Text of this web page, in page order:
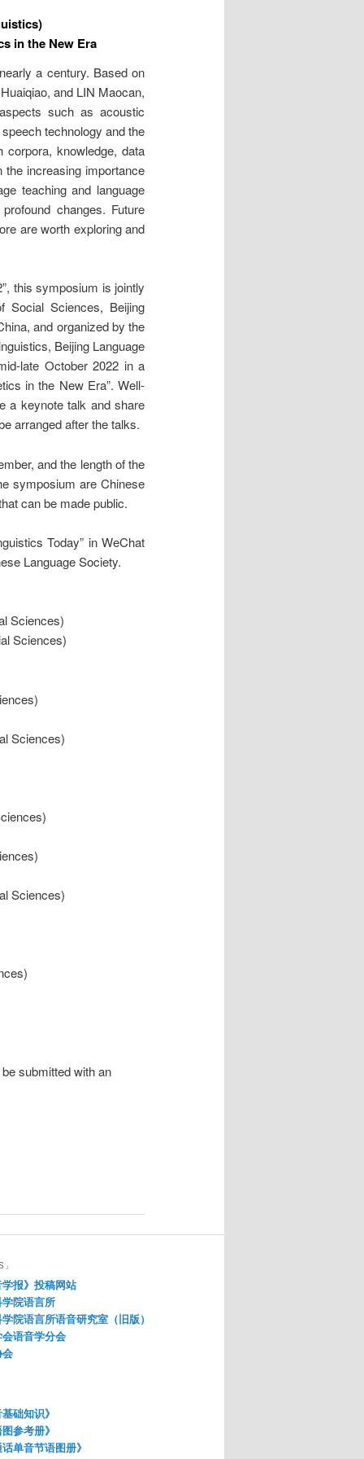
in the New Era
a century. Based on
and LIN Maocan,
such as acoustic
technology and the
corpora, knowledge, data
the increasing importance
teaching and language
changes. Future
are worth exploring and
this symposium is jointly
Social Sciences, Beijing
and organized by the
Beijing Language
late October 2022 in a
in the New Era”. Well-
a keynote talk and share
arranged after the talks.
and the length of the
symposium are Chinese
can be made public.
Today” in WeChat
Language Society.
Sciences)
Sciences)
Sciences)
Sciences)
submitted with an
报》投稿网站
院语言所
院语言所语音研究室（旧版）
语音学分会
础知识》
参考册》
单音节语图册》